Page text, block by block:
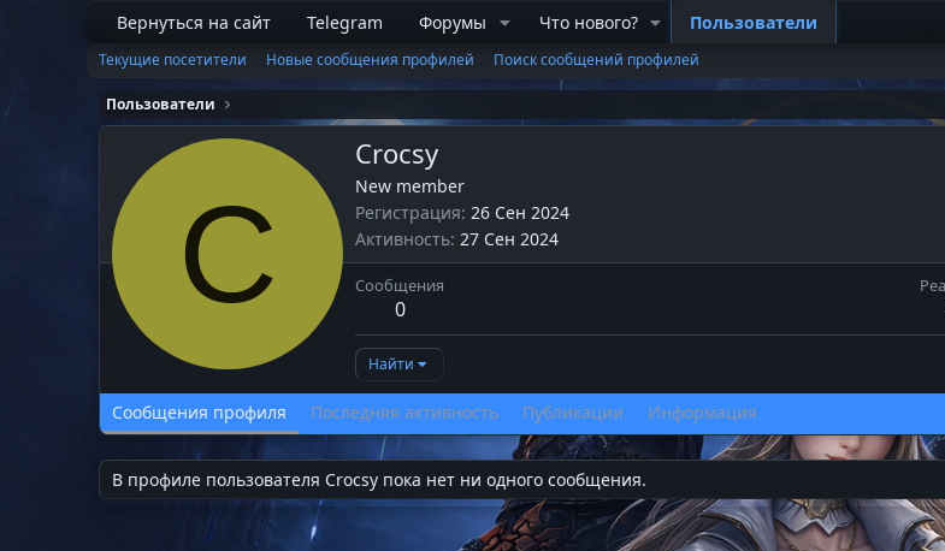
Вернуться на сайт Telegram Форумы Что нового? Пользователи
Текущие посетители Новые сообщения профилей Поиск сообщений профилей
Пользователи
C
Crocsy
New member
Регистрация 26 Сен 2024
Активность 27 Сен 2024
Сообщения
0
Найти
Сообщения профиля Последняя активность Публикации Информация
В профиле пользователя Crocsy пока нет ни одного сообщения.